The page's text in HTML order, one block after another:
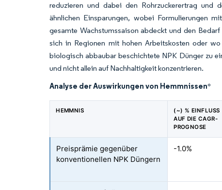
reduzieren und dabei den Rohrzuckerertrag und
ähnlichen Einsparungen, wobei Formulierungen
gesamte Wachstumssaison abdeckt und den
sich in Regionen mit hohen Arbeitskosten oder
biologisch abbaubar beschichtete NPK Dünger zu
und nicht allein auf Nachhaltigkeit konzentrieren.
Analyse der Auswirkungen von Hemmnissen*
HEMMNIS
(~) % EINFLUSS
AUF DIE CAGR-
PROGNOSE
Preisprämie gegenüber
konventionellen NPK Düngern
-1.0%